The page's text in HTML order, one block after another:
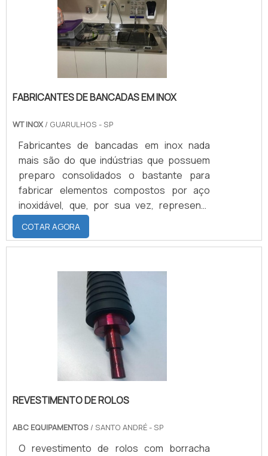
FABRICANTES DE BANCADAS EM INOX
WT INOX / GUARULHOS - SP
Fabricantes de bancadas em inox nada
mais são do que indústrias que possuem
preparo consolidados o bastante para
fabricar elementos compostos por aço
inoxidável, que, por sua vez, representa
uma matéria-prima absolutamente
resistente e durável.De forma um pouco
mais aprofundada, são também os
devem se responsabilizar por produzir
bancadas compostas por uma, duas ou
mais cubas. Aliás, personalização
representa um dos conceitos que melhor
devem ser trabalhado.
COTAR AGORA
REVESTIMENTO DE ROLOS
ABC EQUIPAMENTOS / SANTO ANDRÉ - SP
O revestimento de rolos com borracha